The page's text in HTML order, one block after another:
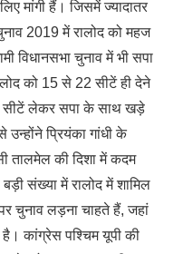
मांगी हैं। जिसमें ज्यादातर
2019 में रालोद को महज
विधानसभा चुनाव में भी सपा
को 15 से 22 सीटें ही देने
सीटें लेकर सपा के साथ खड़े
प्रियंका गांधी के
तालमेल की दिशा में कदम
संख्या में रालोद में शामिल
चुनाव लड़ना चाहते हैं, जहां
कांग्रेस पश्चिम यूपी की